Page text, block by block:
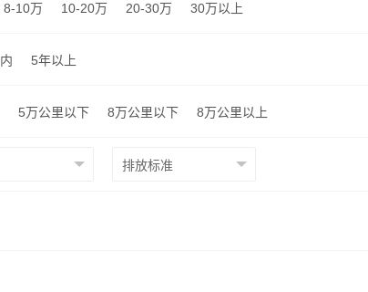
8-10万 10-20万 20-30万 30万以上
5年以上
5万公里以下 8万公里以下 8万公里以上